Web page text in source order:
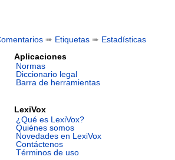
➠ Etiquetas➠ Estadísticas
Aplicaciones
Normas
Diccionario legal
Barra de herramientas
LexiVox
¿Qué es LexiVox?
Quiénes somos
Novedades en LexiVox
Contáctenos
Términos de uso